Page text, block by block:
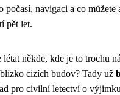
počasí, navigaci a co
pět let.
létat někde, kde je to trochu
cizích budov? Tady už
pro civilní letectví o